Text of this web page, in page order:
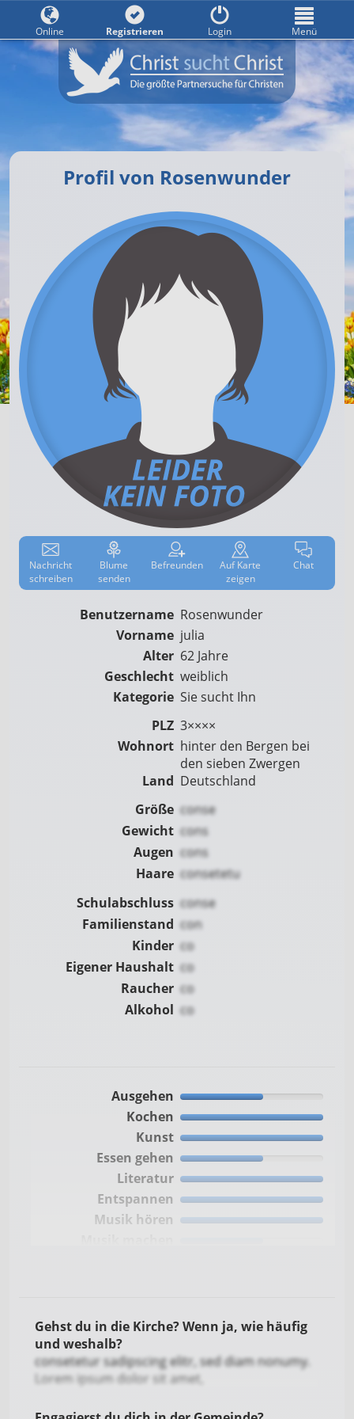
Profil von Rosenwunder
Nachricht
schreiben
Blume
senden
Befreun­den AufKarte
zeigen
Chat
Benutzername Rosenwunder
Vorname julia
Alter 62 Jahre
Geschlecht weiblich
Kategorie Sie sucht Ihn
PLZ 3××××
Wohnort hinter den Bergen bei
den sieben Zwergen
Land Deutschland
Größe conse
Gewicht cons
Augen cons
Haare consetetu
Schulabschluss conse
Familienstand con
Kinder co
Eigener Haushalt co
Raucher co
Alkohol co
Ausgehen
Kochen
Kunst
Essen gehen
Literatur
Entspannen
Musik hören
Sport treiben
Tanzen
Tiere
Gehst du in die Kirche? Wenn ja, wie häufig
und weshalb?
consetetur sadipscing elitr, sed diam nonumy.
Lorem ipsum dolor sit amet,
Online Registrieren Login Menü